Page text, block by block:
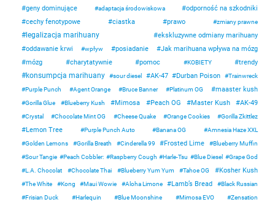
geny dominujące adaptacja środowiskowa
odporność na szkodniki
cechy fenotypowe
ciastka prawo zmiany prawne
legalizacja marihuany
ekskluzywne odmiany marihuany
oddawanie krwi
wpływ posiadanie
Jak marihuana wpływa na mózg
mózg
charytatywnie pomoc KOBIETY trendy
konsumpcja marihuany sour diesel AK-47 Durban Poison
Trainwreck
Purple Punch
Agent Orange Bruce Banner Platinum OG maaster kush
Gorilla Glue Blueberry Kush Mimosa Peach OG Master Kush AK-49
Crystal Chocolate Mint OG Cheese Quake Orange Cookies Gorilla Zkittlez
Lemon Tree Purple Punch Auto Banana OG
Amnesia Haze XXL
Golden Lemons
Gorilla Breath Cinderella 99 Frosted Lime
Blueberry Muffin
Sour Tangie
Peach Cobbler: Raspberry Cough Harle-Tsu Blue Diesel
Grape God
L.A. Chocolat
Chocolate Thai Blueberry Yum Yum Tahoe OG Kosher Kush
The White Kong Maui Wowie Aloha Limone Lamb’s Bread
Black Russian
Frisian Duck
Harlequin Blue Moonshine Mimosa EVO Zensation